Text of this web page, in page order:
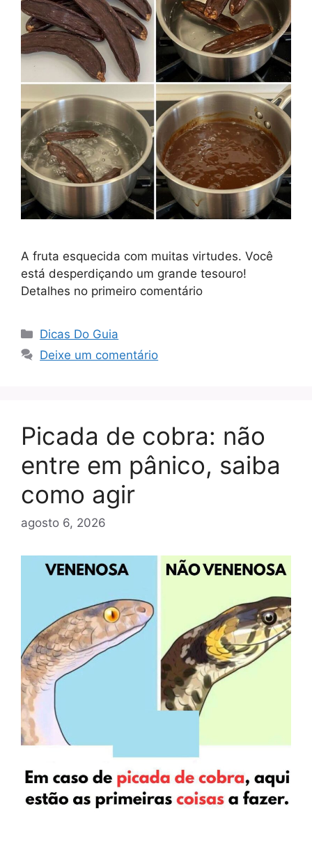
A fruta esquecida com muitas virtudes. Você
está desperdiçando um grande tesouro!
Detalhes no primeiro comentário
Categorias
Dicas Do Guia
Deixe um comentário
Picada de cobra: não
entre em pânico, saiba
como agir
agosto 6, 2026